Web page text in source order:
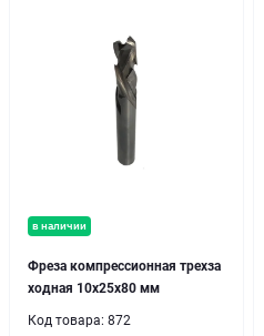
в наличии
Фреза компрессионная трехза
ходная 10х25х80 мм
Код товара: 872